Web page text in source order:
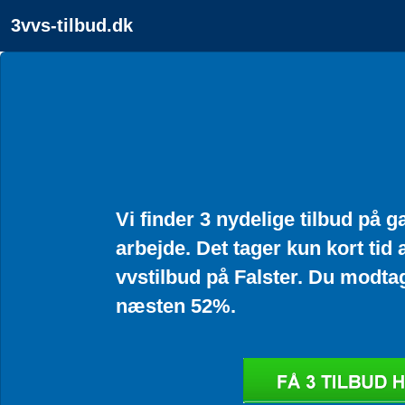
3vvs-tilbud.dk
Vi finder 3 nydelige tilbud på
arbejde. Det tager kun kort tid
vvstilbud på Falster. Du
næsten 52%.